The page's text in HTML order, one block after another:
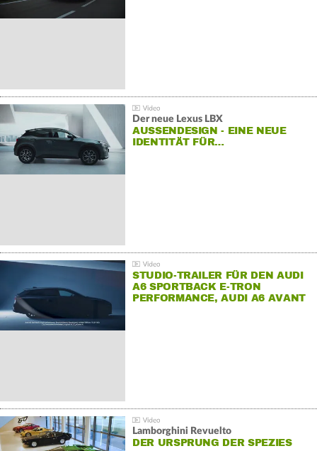
Der neue Lexus LBX
AUSSENDESIGN - EINE NEUE I
DENTITÄT FÜR…
STUDIO-TRAILER FÜR DEN AUDI
A6 SPORTBACK E-TRON
PERFORMANCE, AUDI A6 AVANT
Lamborghini Revuelto
DER URSPRUNG DER SPEZIES